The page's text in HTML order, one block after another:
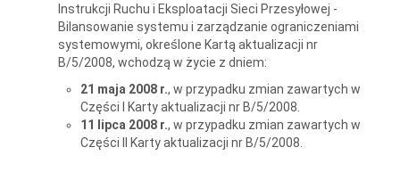
Instrukcji Ruchu i Eksploatacji Sieci Przesyłowej -
Bilansowanie systemu i zarządzanie ograniczeniami
systemowymi, określone Kartą aktualizacji nr
B/5/2008, wchodzą w życie z dniem:
21 maja 2008 r., w przypadku zmian zawartych w
Części I Karty aktualizacji nr B/5/2008.
11 lipca 2008 r., w przypadku zmian zawartych w
Części II Karty aktualizacji nr B/5/2008.